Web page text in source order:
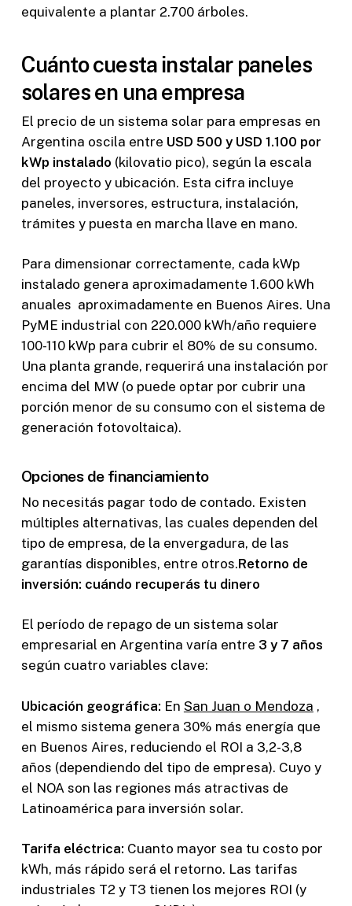
equivalente a plantar 2.700 árboles.
Cuánto cuesta instalar paneles
solares en una empresa
El precio de un sistema solar para empresas en
Argentina oscila entre USD 500 y USD 1.100 por
kWp instalado (kilovatio pico), según la escala
del proyecto y ubicación. Esta cifra incluye
paneles, inversores, estructura, instalación,
trámites y puesta en marcha llave en mano.
Para dimensionar correctamente, cada kWp
instalado genera aproximadamente 1.600 kWh
anuales aproximadamente en Buenos Aires. Una
PyME industrial con 220.000 kWh/año requiere
100-110 kWp para cubrir el 80% de su consumo.
Una planta grande, requerirá una instalación por
encima del MW (o puede optar por cubrir una
porción menor de su consumo con el sistema de
generación fotovoltaica).
Opciones de financiamiento
No necesitás pagar todo de contado. Existen
múltiples alternativas, las cuales dependen del
tipo de empresa, de la envergadura, de las
garantías disponibles, entre otros.Retorno de
inversión: cuándo recuperás tu dinero
El período de repago de un sistema solar
empresarial en Argentina varía entre 3 y 7 años
según cuatro variables clave:
Ubicación geográfica: En San Juan o Mendoza ,
el mismo sistema genera 30% más energía que
en Buenos Aires, reduciendo el ROI a 3,2-3,8
años (dependiendo del tipo de empresa). Cuyo y
el NOA son las regiones más atractivas de
Latinoamérica para inversión solar.
Tarifa eléctrica: Cuanto mayor sea tu costo por
kWh, más rápido será el retorno. Las tarifas
industriales T2 y T3 tienen los mejores ROI (y